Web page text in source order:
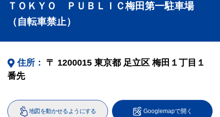
ＴＯＫＹＯ ＰＵＢＬＩＣ梅田第一駐車場
（自転車禁止）
住所： 〒 1200015 東京都 足立区 梅田１丁目１
番先
地図を動かせるようにする Googlemapで開く